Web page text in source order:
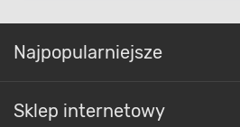
Najpopularniejsze
Sklep internetowy